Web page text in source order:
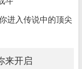
进入传说中的顶尖
来开启